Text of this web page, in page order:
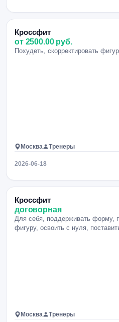
Кроссфит
от 2500.00 руб.
Похудеть, скорректировать
Москва Тренеры
2026-06-18
Кроссфит
договорная
Для себя, поддерживать форму,
фигуру, освоить с нуля,
Москва Тренеры